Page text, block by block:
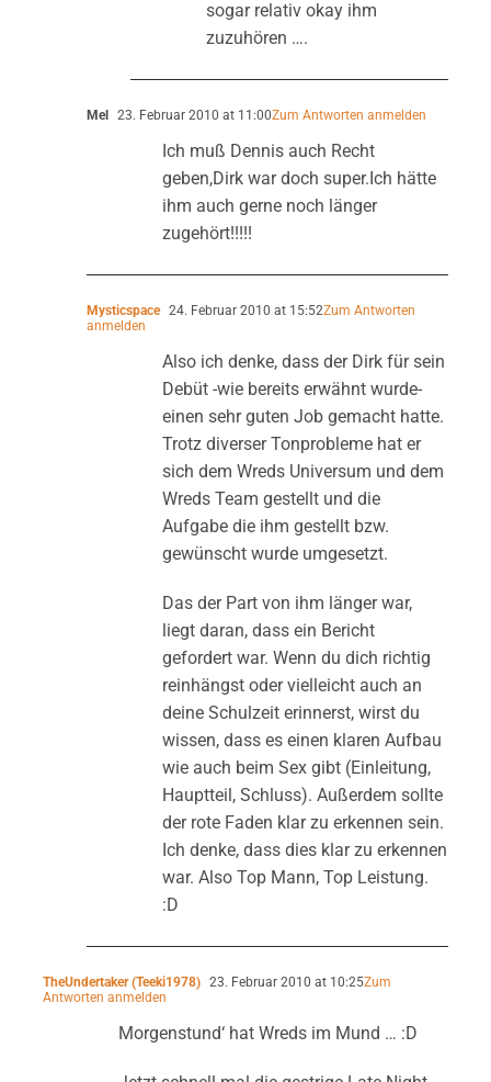
sogar relativ okay ihm
zuzuhören ….
Mel 23. Februar 2010 at 11:00Zum Antworten anmelden
Ich muß Dennis auch Recht
geben,Dirk war doch super.Ich hätte
ihm auch gerne noch länger
zugehört!!!!!
Mysticspace 24. Februar 2010 at 15:52Zum Antworten
anmelden
Also ich denke, dass der Dirk für sein
Debüt -wie bereits erwähnt wurde-
einen sehr guten Job gemacht hatte.
Trotz diverser Tonprobleme hat er
sich dem Wreds Universum und dem
Wreds Team gestellt und die
Aufgabe die ihm gestellt bzw.
gewünscht wurde umgesetzt.
Das der Part von ihm länger war,
liegt daran, dass ein Bericht
gefordert war. Wenn du dich richtig
reinhängst oder vielleicht auch an
deine Schulzeit erinnerst, wirst du
wissen, dass es einen klaren Aufbau
wie auch beim Sex gibt (Einleitung,
Hauptteil, Schluss). Außerdem sollte
der rote Faden klar zu erkennen sein.
Ich denke, dass dies klar zu erkennen
war. Also Top Mann, Top Leistung.
:D
TheUndertaker (Teeki1978) 23. Februar 2010 at 10:25Zum
Antworten anmelden
Morgenstund‘ hat Wreds im Mund … :D